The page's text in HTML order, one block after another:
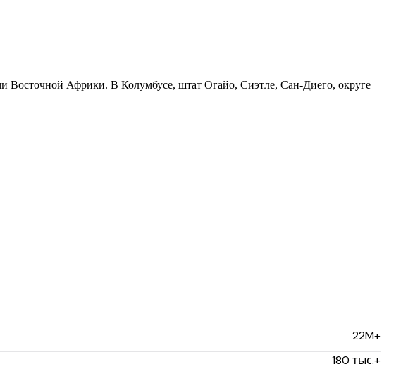
Восточной Африки. В Колумбусе, штат Огайо, Сиэтле, Сан-Диего, округе
22M+
180 тыс.+